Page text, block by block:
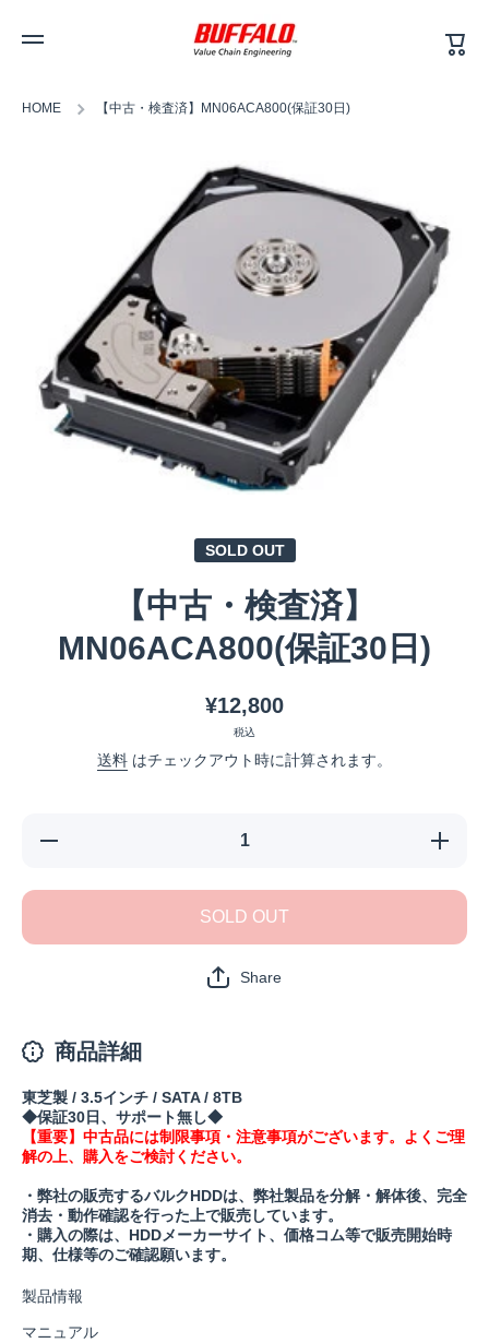
ー
ト
HOME 【中古・検査済】MN06ACA800(保証30日)
SOLD OUT
【中古・検査済】
MN06ACA800(保証30日)
¥12,800
税込
送料 はチェックアウト時に計算されます。
【中古・検査
【中古
証30日)
SOLD OUT
Share
商品詳細
東芝製 / 3.5インチ / SATA / 8TB
◆保証30日、サポート無し◆
【重要】中古品には制限事項・注意事項がございます。よくご理
解の上、購入をご検討ください。
・弊社の販売するバルクHDDは、弊社製品を分解・解体後、完全
消去・動作確認を行った上で販売しています。
・購入の際は、HDDメーカーサイト、価格コム等で販売開始時
期、仕様等のご確認願います。
製品情報
マニュアル